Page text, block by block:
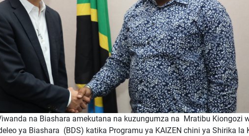
na Biashara amekutana na kuzungumza na Mratibu Kiongozi
ya Biashara (BDS) katika Programu ya KAIZEN chini ya Shirika la